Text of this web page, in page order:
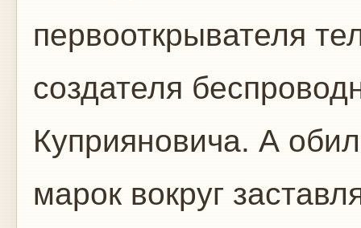
первооткрывателя
создателя
Куприяновича. А
марок вокруг